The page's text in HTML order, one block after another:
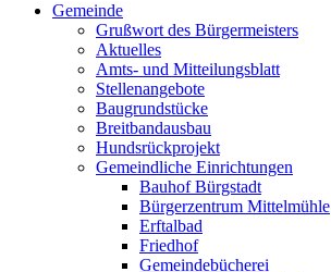
Gemeinde
Grußwort des Bürgermeisters
Aktuelles
Amts- und Mitteilungsblatt
Stellenangebote
Baugrundstücke
Breitbandausbau
Hundsrückprojekt
Gemeindliche Einrichtungen
Bauhof Bürgstadt
Bürgerzentrum Mittelmühle
Erftalbad
Friedhof
Gemeindebücherei